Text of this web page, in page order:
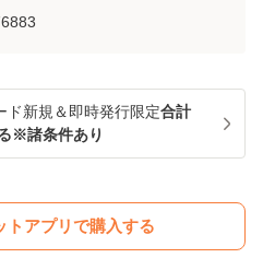
ド新規＆即時発行限定合計
※諸条件あり
トアプリで購入する